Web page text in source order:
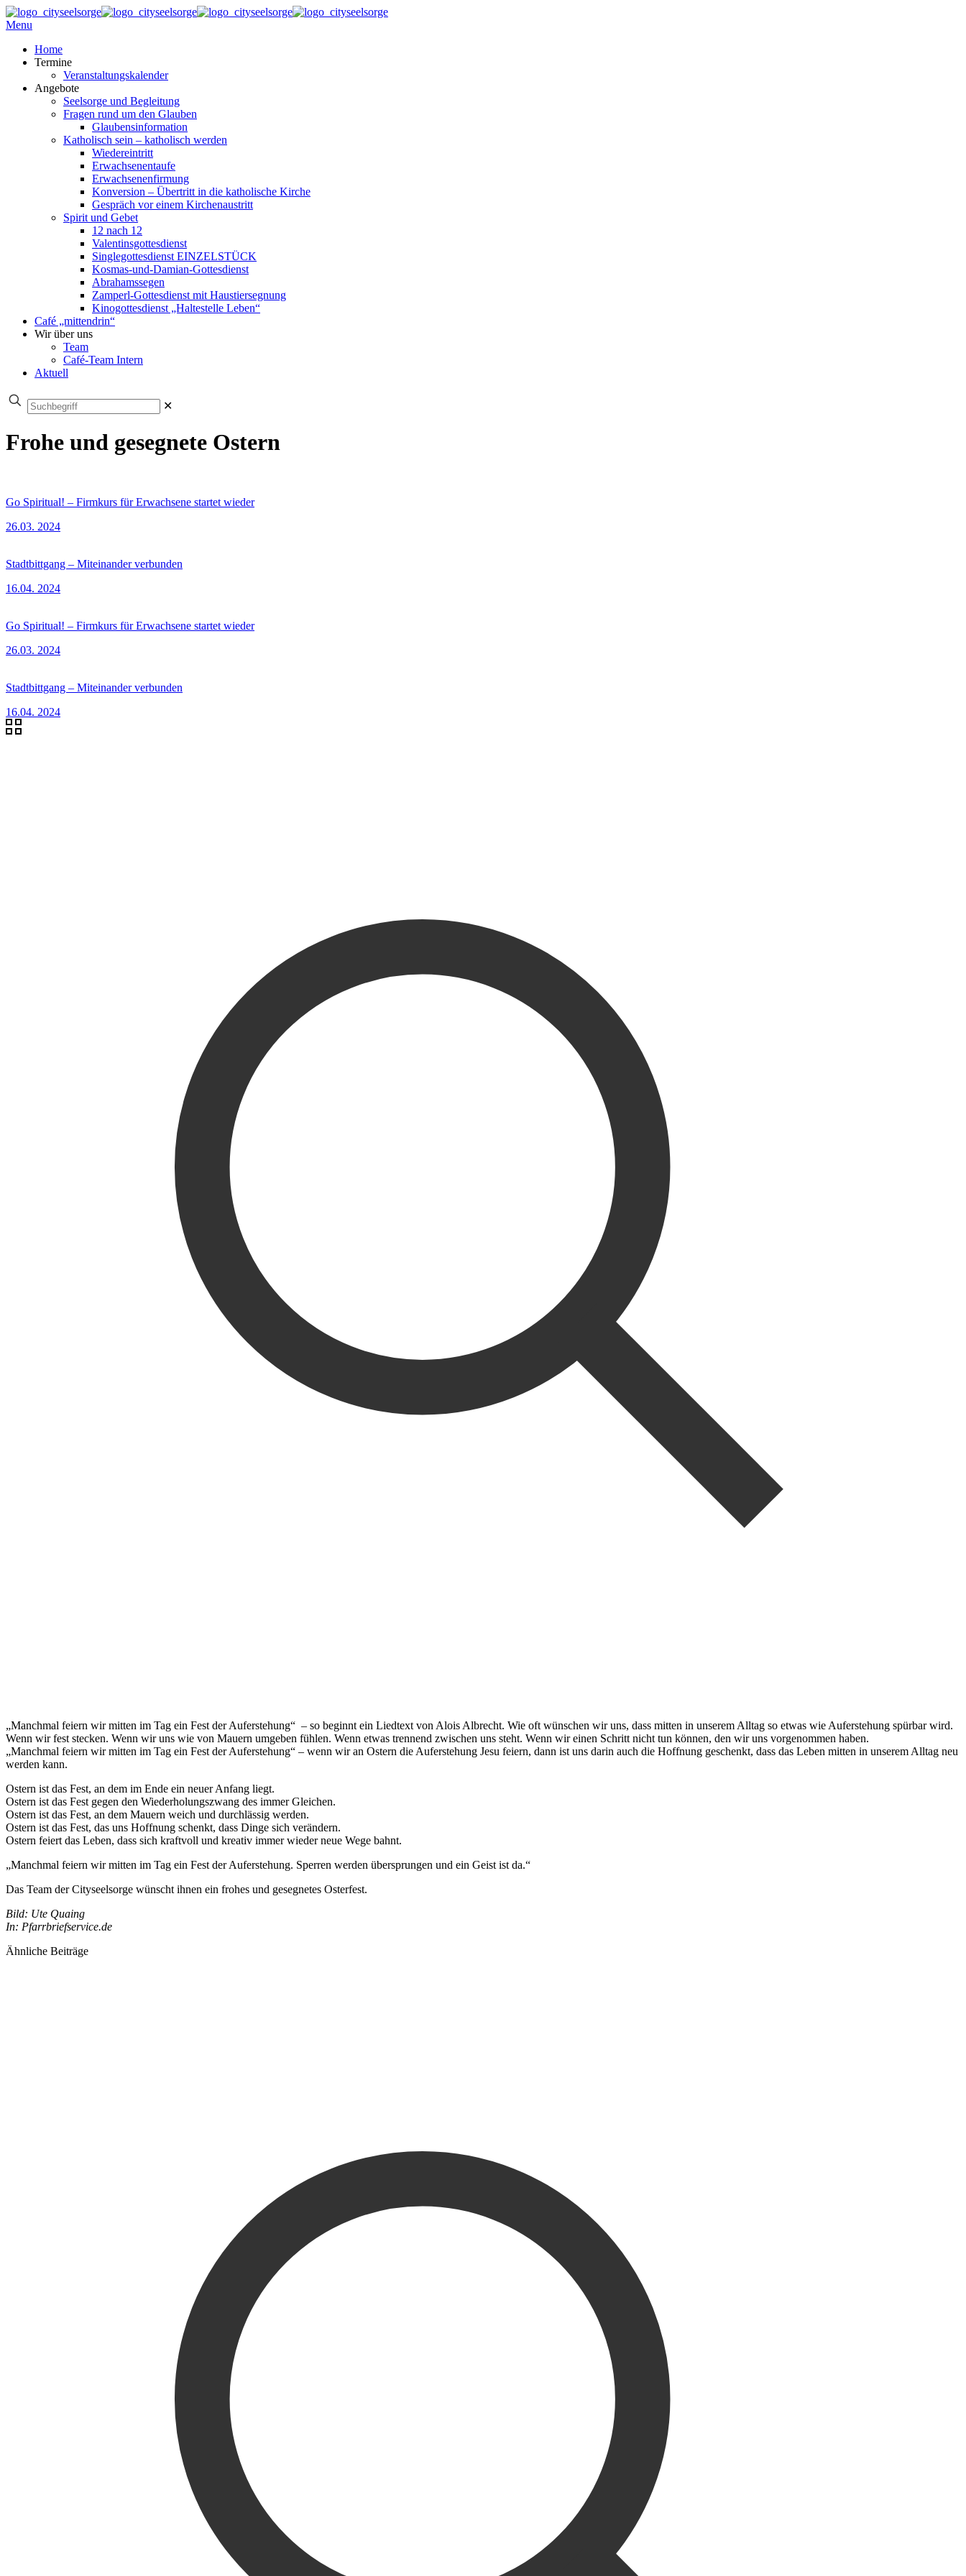
Menu
Home
Termine
Veranstaltungskalender
Angebote
Seelsorge und Begleitung
Fragen rund um den Glauben
Glaubensinformation
Katholisch sein – katholisch werden
Wiedereintritt
Erwachsenentaufe
Erwachsenenfirmung
Konversion – Übertritt in die katholische Kirche
Gespräch vor einem Kirchenaustritt
Spirit und Gebet
12 nach 12
Valentinsgottesdienst
Singlegottesdienst EINZELSTÜCK
Kosmas-und-Damian-Gottesdienst
Abrahamssegen
Zamperl-Gottesdienst mit Haustiersegnung
Kinogottesdienst „Haltestelle Leben“
Café „mittendrin“
Wir über uns
Team
Café-Team Intern
Aktuell
✕
Frohe und gesegnete Ostern
Go Spiritual! – Firmkurs für Erwachsene startet wieder
26.03. 2024
Stadtbittgang – Miteinander verbunden
16.04. 2024
Go Spiritual! – Firmkurs für Erwachsene startet wieder
26.03. 2024
Stadtbittgang – Miteinander verbunden
16.04. 2024
„Manchmal feiern wir mitten im Tag ein Fest der Auferstehung“ – so beginnt ein Liedtext von Alois Albrecht. Wie oft wünschen wir uns, dass mitten in unserem Alltag so etwas wie Auferstehung spürbar wird.
Wenn wir fest stecken. Wenn wir uns wie von Mauern umgeben fühlen. Wenn etwas trennend zwischen uns steht. Wenn wir einen Schritt nicht tun können, den wir uns vorgenommen haben.
„Manchmal feiern wir mitten im Tag ein Fest der Auferstehung“ – wenn wir an Ostern die Auferstehung Jesu feiern, dann ist uns darin auch die Hoffnung geschenkt, dass das Leben mitten in unserem Alltag neu
werden kann.
Ostern ist das Fest, an dem im Ende ein neuer Anfang liegt.
Ostern ist das Fest gegen den Wiederholungszwang des immer Gleichen.
Ostern ist das Fest, an dem Mauern weich und durchlässig werden.
Ostern ist das Fest, das uns Hoffnung schenkt, dass Dinge sich verändern.
Ostern feiert das Leben, dass sich kraftvoll und kreativ immer wieder neue Wege bahnt.
„Manchmal feiern wir mitten im Tag ein Fest der Auferstehung. Sperren werden übersprungen und ein Geist ist da.“
Das Team der Cityseelsorge wünscht ihnen ein frohes und gesegnetes Osterfest.
Bild: Ute Quaing
In: Pfarrbriefservice.de
Ähnliche Beiträge